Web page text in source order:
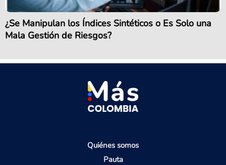
¿Se Manipulan los Índices Sintéticos o Es Solo una
Mala Gestión de Riesgos?
Quiénes somos
Pauta